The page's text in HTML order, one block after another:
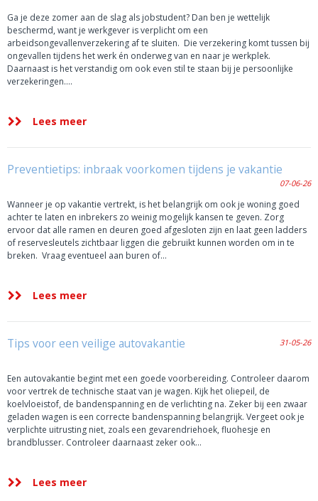
Ga je deze zomer aan de slag als jobstudent? Dan ben je wettelijk
beschermd, want je werkgever is verplicht om een
arbeidsongevallenverzekering af te sluiten. Die verzekering komt tussen bij
ongevallen tijdens het werk én onderweg van en naar je werkplek.
Daarnaast is het verstandig om ook even stil te staan bij je persoonlijke
verzekeringen….
Lees meer
Preventietips: inbraak voorkomen tijdens je vakantie
07-06-26
Wanneer je op vakantie vertrekt, is het belangrijk om ook je woning goed
achter te laten en inbrekers zo weinig mogelijk kansen te geven. Zorg
ervoor dat alle ramen en deuren goed afgesloten zijn en laat geen ladders
of reservesleutels zichtbaar liggen die gebruikt kunnen worden om in te
breken. Vraag eventueel aan buren of…
Lees meer
Tips voor een veilige autovakantie 31-05-26
Een autovakantie begint met een goede voorbereiding. Controleer daarom
voor vertrek de technische staat van je wagen. Kijk het oliepeil, de
koelvloeistof, de bandenspanning en de verlichting na. Zeker bij een zwaar
geladen wagen is een correcte bandenspanning belangrijk. Vergeet ook je
verplichte uitrusting niet, zoals een gevarendriehoek, fluohesje en
brandblusser. Controleer daarnaast zeker ook…
Lees meer